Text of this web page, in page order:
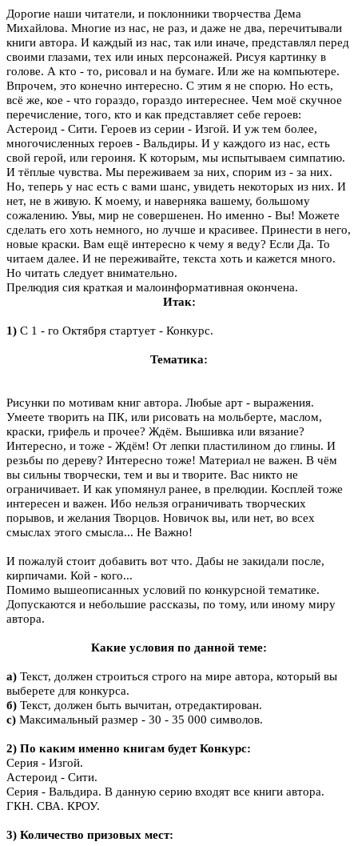
Дорогие наши читатели, и поклонники творчества Дема
Михайлова. Многие из нас, не раз, и даже не два, перечитывали
книги автора. И каждый из нас, так или иначе, представлял перед
своими глазами, тех или иных персонажей. Рисуя картинку в
голове. А кто - то, рисовал и на бумаге. Или же на компьютере.
Впрочем, это конечно интересно. С этим я не спорю. Но есть,
всё же, кое - что гораздо, гораздо интереснее. Чем моё скучное
перечисление, того, кто и как представляет себе героев:
Астероид - Сити. Героев из серии - Изгой. И уж тем более,
многочисленных героев - Вальдиры. И у каждого из нас, есть
свой герой, или героиня. К которым, мы испытываем симпатию.
И тёплые чувства. Мы переживаем за них, спорим из - за них.
Но, теперь у нас есть с вами шанс, увидеть некоторых из них. И
нет, не в живую. К моему, и наверняка вашему, большому
сожалению. Увы, мир не совершенен. Но именно - Вы! Можете
сделать его хоть немного, но лучше и красивее. Принести в него,
новые краски. Вам ещё интересно к чему я веду? Если Да. То
читаем далее. И не переживайте, текста хоть и кажется много.
Но читать следует внимательно.
Прелюдия сия краткая и малоинформативная окончена.
Итак:
1) С 1 - го Октября стартует - Конкурс.
Тематика:
Рисунки по мотивам книг автора. Любые арт - выражения.
Умеете творить на ПК, или рисовать на мольберте, маслом,
краски, грифель и прочее? Ждём. Вышивка или вязание?
Интересно, и тоже - Ждём! От лепки пластилином до глины. И
резьбы по дереву? Интересно тоже! Материал не важен. В чём
вы сильны творчески, тем и вы и творите. Вас никто не
ограничивает. И как упомянул ранее, в прелюдии. Косплей тоже
интересен и важен. Ибо нельзя ограничивать творческих
порывов, и желания Творцов. Новичок вы, или нет, во всех
смыслах этого смысла... Не Важно!
И пожалуй стоит добавить вот что. Дабы не закидали после,
кирпичами. Кой - кого...
Помимо вышеописанных условий по конкурсной тематике.
Допускаются и небольшие рассказы, по тому, или иному миру
автора.
Какие условия по данной теме:
а) Текст, должен строиться строго на мире автора, который вы
выберете для конкурса.
б) Текст, должен быть вычитан, отредактирован.
с) Максимальный размер - 30 - 35 000 символов.
2) По каким именно книгам будет Конкурс:
Серия - Изгой.
Астероид - Сити.
Серия - Вальдира. В данную серию входят все книги автора.
ГКН. СВА. КРОУ.
3) Количество призовых мест: